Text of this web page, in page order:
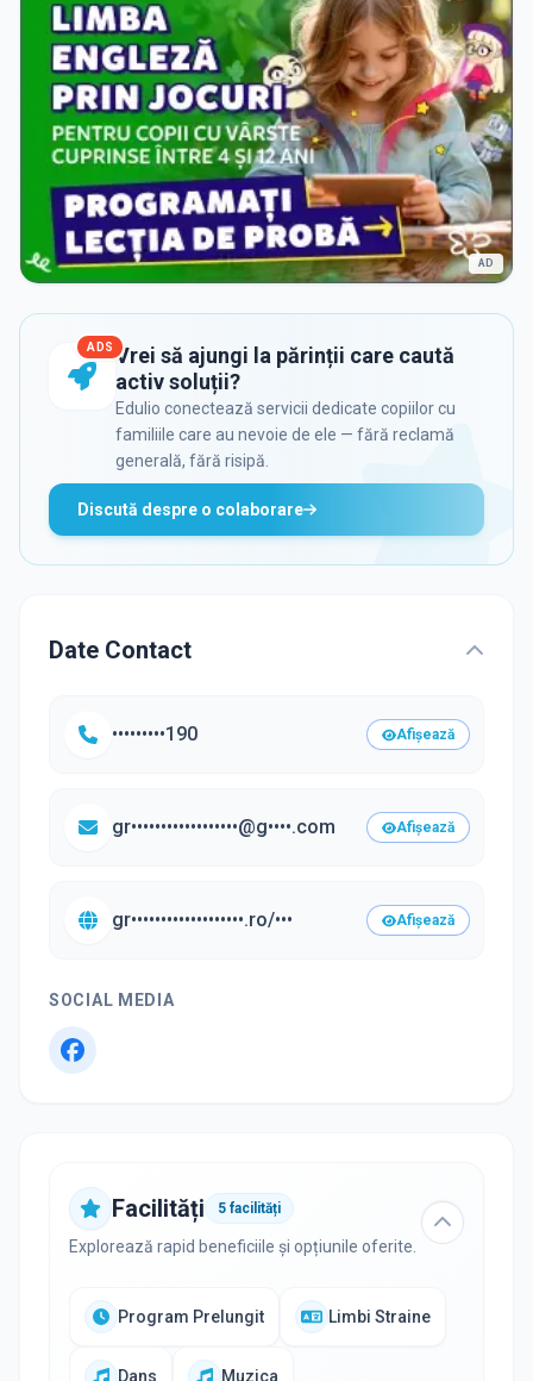
AD
ADS Vrei să ajungi la părinții care caută
activ soluții?
Edulio conectează servicii dedicate copiilor cu
familiile care au nevoie de ele — fără reclamă
generală, fără risipă.
Discută despre o colaborare
Date Contact
•••••••••190 Afișează
gr••••••••••••••••••@g••••.com Afișează
gr•••••••••••••••••••.ro/••• Afișează
SOCIAL MEDIA
Facilități 5 facilități
Explorează rapid beneficiile și opțiunile oferite.
Program Prelungit Limbi Straine
Dans Muzica